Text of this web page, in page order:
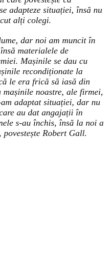
adapteze situației, însă nu
alți colegi.
dar noi am muncit în
materialele de
Mașinile se dau cu
recondiționate la
le era frică să iasă din
noastre, ale firmei,
adaptat situației, dar nu
au dat angajații în
s-au închis, însă la noi a
Robert Gall.